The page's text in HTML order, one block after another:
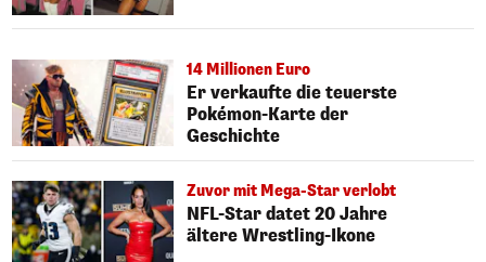
14 Millionen Euro
Er verkaufte die teuerste
Pokémon-Karte der
Geschichte
Zuvor mit Mega-Star verlobt
NFL-Star datet 20 Jahre
ältere Wrestling-Ikone